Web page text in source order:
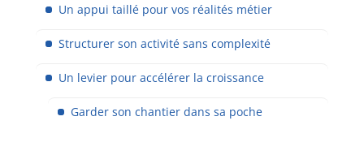
Un appui taillé pour vos réalités métier
Structurer son activité sans complexité
Un levier pour accélérer la croissance
Garder son chantier dans sa poche